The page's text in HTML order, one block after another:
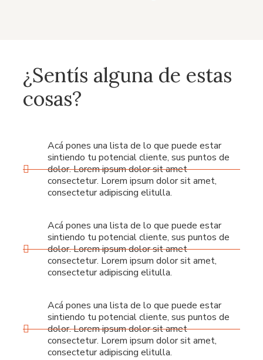
¿Sentís alguna de estas
cosas?
Acá pones una lista de lo que puede estar
sintiendo tu potencial cliente, sus puntos de
dolor. Lorem ipsum dolor sit amet
consectetur. Lorem ipsum dolor sit amet,
consectetur adipiscing elitulla.
Acá pones una lista de lo que puede estar
sintiendo tu potencial cliente, sus puntos de
dolor. Lorem ipsum dolor sit amet
consectetur. Lorem ipsum dolor sit amet,
consectetur adipiscing elitulla.
Acá pones una lista de lo que puede estar
sintiendo tu potencial cliente, sus puntos de
dolor. Lorem ipsum dolor sit amet
consectetur. Lorem ipsum dolor sit amet,
consectetur adipiscing elitulla.